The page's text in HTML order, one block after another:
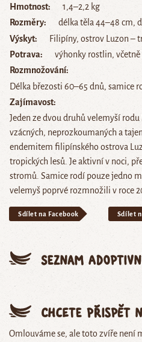
Hmotnost
1,4–2,2 kg
Rozměry
délka těla 44–48 cm,
Výskyt
Filipíny, ostrov Luzon –
Potrava
výhonky rostlin,
Rozmnožování
Délka březosti 60–65 dnů, samice
Zajímavost
Jeden ze dvou druhů velemyší rodu
vzácných, neprozkoumaných a
endemitem filipínského ostrova
tropických lesů. Je aktivní v noci,
stromů. Samice rodí pouze jedno
velemyš poprvé rozmnožili v roce
Sdílet na Facebook Sdílet
Seznam
Chcete přispět
Omlouváme se, ale toto zvíře není